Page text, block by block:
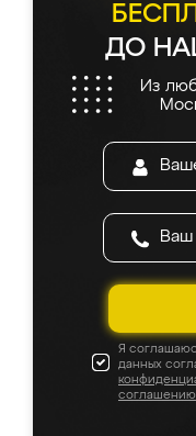
ДО
Из
Я
данных
соглашению